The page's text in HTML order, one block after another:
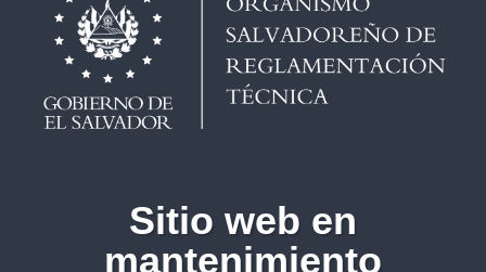
Sitio web en
mantenimiento